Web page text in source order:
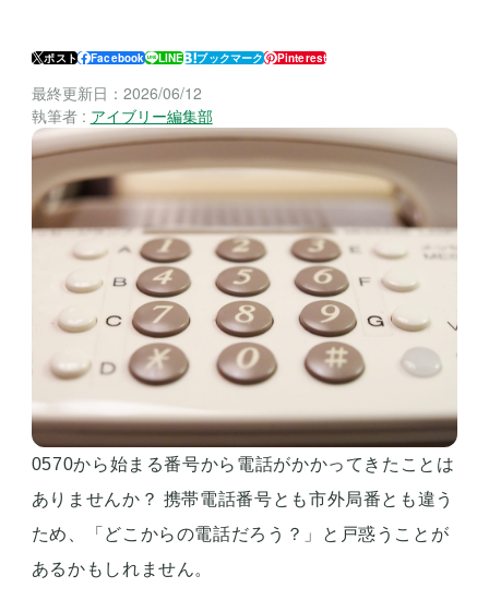
ポスト Facebook LINE ブックマーク Pinterest
最終更新日： 2026/06/12
執筆者 : アイブリー編集部
0570から始まる番号から電話がかかってきたことは
ありませんか？ 携帯電話番号とも市外局番とも違う
ため、「どこからの電話だろう？」と戸惑うことが
あるかもしれません。